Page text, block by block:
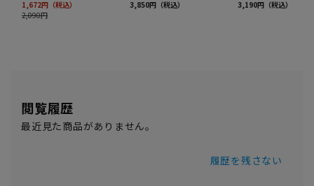
閲覧履歴
最近見た商品がありません。
履歴を残さない